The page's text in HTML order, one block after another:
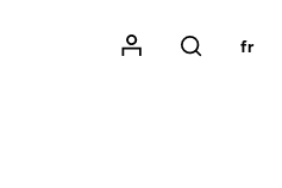
Mon compte
Rechercher
fr